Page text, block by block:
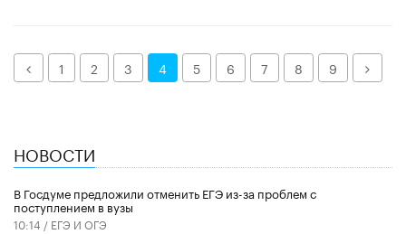
Назад1 2 3 4 5 6 7 8 9 Далее
НОВОСТИ
В Госдуме предложили отменить ЕГЭ из-за проблем с
поступлением в вузы
10:14 / ЕГЭ И ОГЭ